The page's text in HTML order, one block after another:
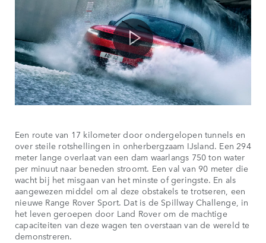
Een route van 17 kilometer door ondergelopen tunnels en
over steile rotshellingen in onherbergzaam IJsland. Een 294
meter lange overlaat van een dam waarlangs 750 ton water
per minuut naar beneden stroomt. Een val van 90 meter die
wacht bij het misgaan van het minste of geringste. En als
aangewezen middel om al deze obstakels te trotseren, een
nieuwe Range Rover Sport. Dat is de Spillway Challenge, in
het leven geroepen door Land Rover om de machtige
capaciteiten van deze wagen ten overstaan van de wereld te
demonstreren.